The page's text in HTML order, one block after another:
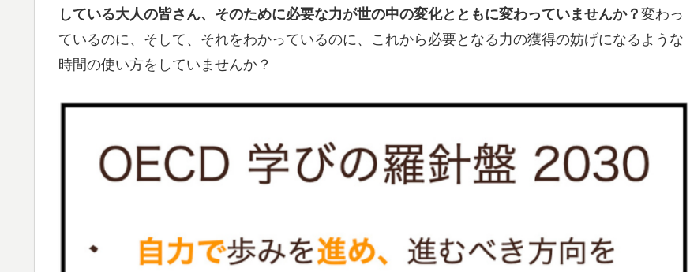
している大人の皆さん、そのために必要な力が世の中の変化とともに変わっていませんか？ 変わっ
ているのに、そして、それをわかっているのに、これから必要となる力の獲得の妨げになるような
時間の使い方をしていませんか？